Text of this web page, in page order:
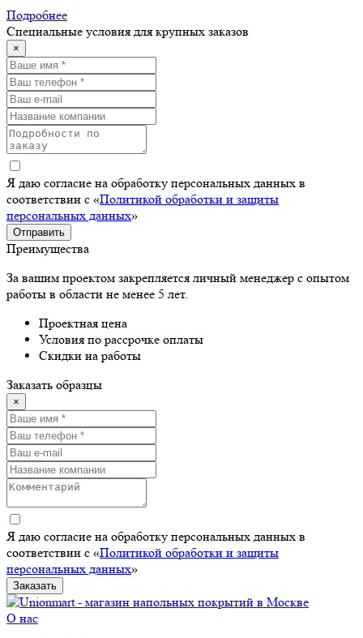
Подробнее
Специальные условия для крупных заказов
×
Я даю согласие на обработку персональных данных в
соответствии с «Политикой обработки и защиты
персональных данных»
Отправить
Преимущества
За вашим проектом закрепляется личный менеджер с опытом
работы в области не менее 5 лет.
Проектная цена
Условия по рассрочке оплаты
Скидки на работы
Заказать образцы
×
Я даю согласие на обработку персональных данных в
соответствии с «Политикой обработки и защиты
персональных данных»
Заказать
О нас